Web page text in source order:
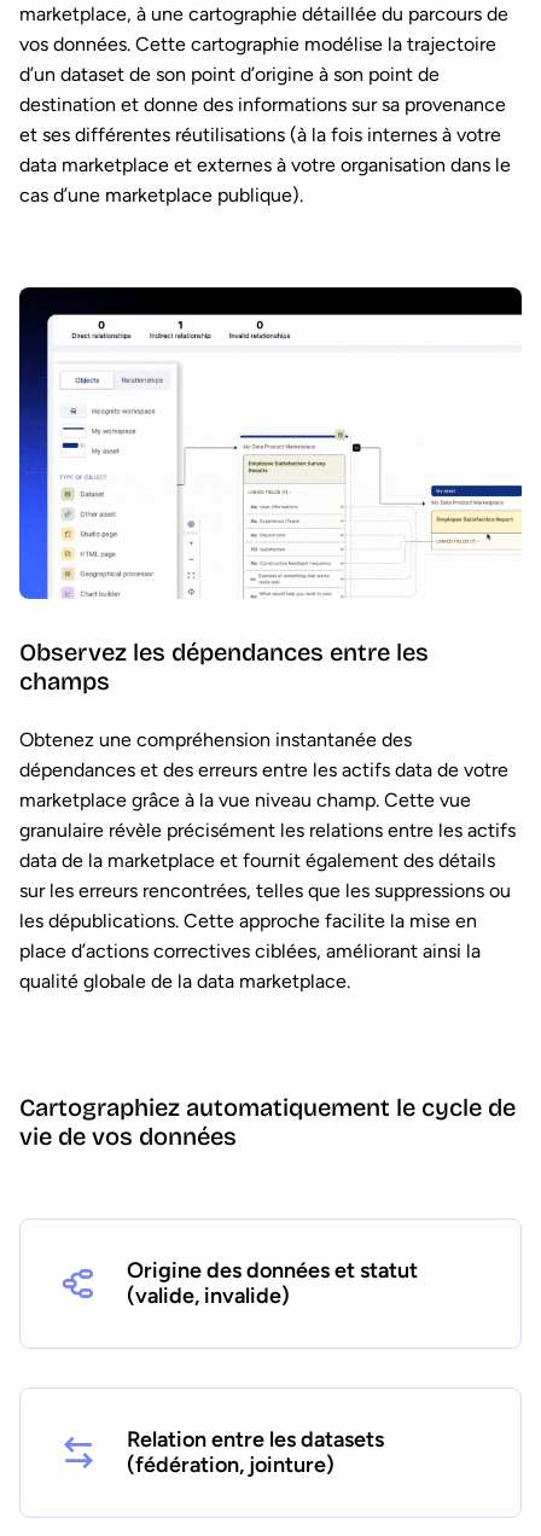
marketplace, à une cartographie détaillée du parcours de
vos données. Cette cartographie modélise la trajectoire
d’un dataset de son point d’origine à son point de
destination et donne des informations sur sa provenance
et ses différentes réutilisations (à la fois internes à votre
data marketplace et externes à votre organisation dans le
cas d’une marketplace publique).
Observez les dépendances entre les
champs
Obtenez une compréhension instantanée des
dépendances et des erreurs entre les actifs data de votre
marketplace grâce à la vue niveau champ. Cette vue
granulaire révèle précisément les relations entre les actifs
data de la marketplace et fournit également des détails
sur les erreurs rencontrées, telles que les suppressions ou
les dépublications. Cette approche facilite la mise en
place d’actions correctives ciblées, améliorant ainsi la
qualité globale de la data marketplace.
Cartographiez automatiquement le cycle de
vie de vos données
Origine des données et statut
(valide, invalide)
Relation entre les datasets
(fédération, jointure)